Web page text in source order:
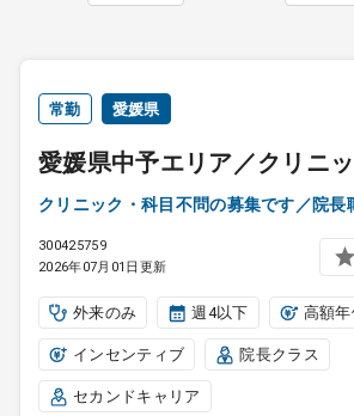
採用をお考えの医療機関の方
常勤 愛媛県
愛媛県中予エリア／クリニ
クリニック・科目不問の募集です／院長
300425759
2026年07月01日更新
外来のみ 週4以下 高額年
インセンティブ 院長クラス
セカンドキャリア